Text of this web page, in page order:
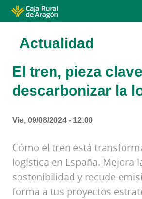
Actualidad
El tren, pieza
descarbonizar la
Vie, 09/08/2024 - 12:00
Cómo el tren está
logística en España. Mejora
sostenibilidad y recude
forma a tus proyectos